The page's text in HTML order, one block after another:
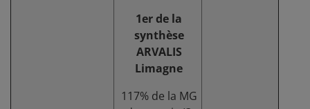
1er de la
synthèse
ARVALIS
Limagne
117% de la MG